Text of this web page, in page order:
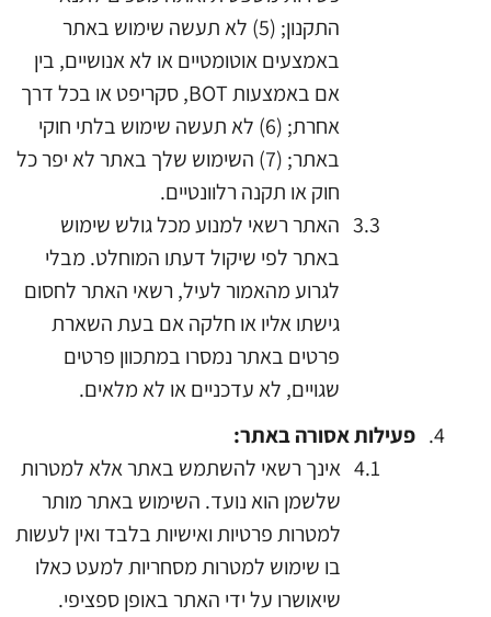
התקנון; (5) לא תעשה שימוש באתר
באמצעים אוטומטיים או לא אנושיים, בין
אם באמצעות BOT, סקריפט או בכל דרך
אחרת; (6) לא תעשה שימוש בלתי חוקי
באתר; (7) השימוש שלך באתר לא יפר כל
חוק או תקנה רלוונטיים.
האתר רשאי למנוע מכל גולש שימוש
באתר לפי שיקול דעתו המוחלט. מבלי
לגרוע מהאמור לעיל, רשאי האתר לחסום
גישתו אליו או חלקה אם בעת השארת
פרטים באתר נמסרו במתכוון פרטים
שגויים, לא עדכניים או לא מלאים.
פעילות אסורהבאתר:
אינך רשאי להשתמש באתר אלא למטרות
שלשמן הוא נועד. השימוש באתר מותר
למטרות פרטיות ואישיות בלבד ואין לעשות
בו שימוש למטרות מסחריות למעט כאלו
שיאושרו על ידי האתר באופן ספציפי.